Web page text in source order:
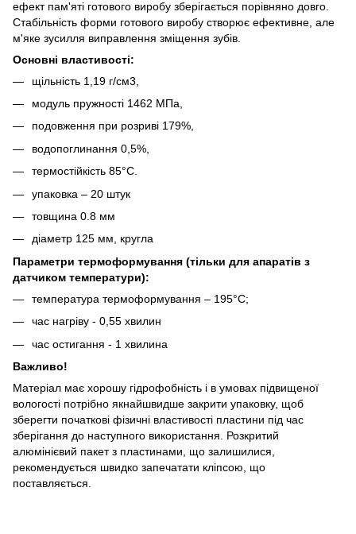
ефект пам'яті готового виробу зберігається порівняно довго.
Стабільність форми готового виробу створює ефективне, але
м'яке зусилля виправлення зміщення зубів.
Основні властивості:
щільність 1,19 г/см3,
модуль пружності 1462 МПа,
подовження при розриві 179%,
водопоглинання 0,5%,
термостійкість 85°C.
упаковка – 20 штук
товщина 0.8 мм
діаметр 125 мм, кругла
Параметри термоформування (тільки для апаратів з
датчиком температури):
температура термоформування – 195°C;
час нагріву - 0,55 хвилин
час остигання - 1 хвилина
Важливо!
Матеріал має хорошу гідрофобність і в умовах підвищеної
вологості потрібно якнайшвидше закрити упаковку, щоб
зберегти початкові фізичні властивості пластини під час
зберігання до наступного використання. Розкритий
алюмінієвий пакет з пластинами, що залишилися,
рекомендується швидко запечатати кліпсою, що
поставляється.